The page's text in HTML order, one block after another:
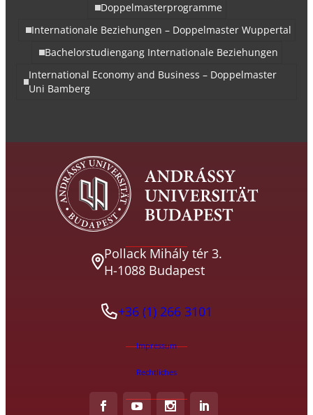
Doppelmasterprogramme
Internationale Beziehungen – Doppelmaster Wuppertal
Bachelorstudiengang Internationale Beziehungen
International Economy and Business – Doppelmaster
Uni Bamberg
Pollack Mihály tér 3.
H-1088 Budapest
+36 (1) 266 3101
Impressum
Rechtliches